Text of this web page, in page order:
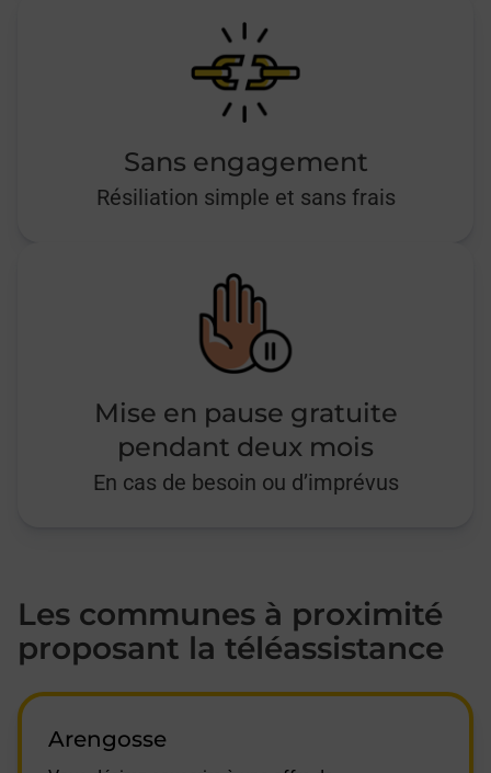
Sans engagement
Résiliation simple et sans frais
Mise en pause gratuite
pendant deux mois
En cas de besoin ou d’imprévus
Les communes à proximité
proposant la téléassistance
Arengosse